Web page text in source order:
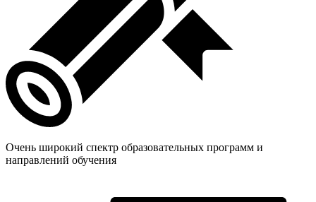
Очень широкий спектр образовательных программ и
направлений обучения